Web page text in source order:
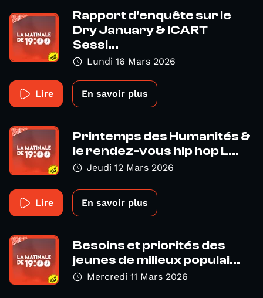
Rapport d'enquête sur le
Dry January & ICART
Sessi...
Lundi 16 Mars 2026
Lire En savoir plus
Printemps des Humanités &
le rendez-vous hip hop L...
Jeudi 12 Mars 2026
Lire En savoir plus
Besoins et priorités des
jeunes de milieux populai...
Mercredi 11 Mars 2026